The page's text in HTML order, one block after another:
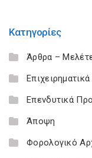
Κατηγορίες
Άρθρα –
Επενδυτικά
Άποψη
Φορολογικό